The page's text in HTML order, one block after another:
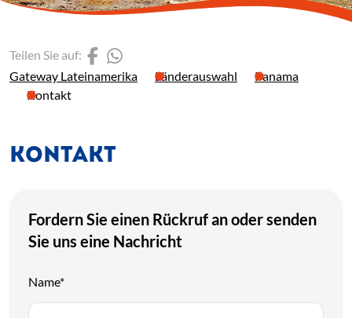
Gateway Lateinamerika Länderauswahl
Panama
Kontakt
Teilen Sie auf: (Link öffnet einen neuen
KONTAKT
Kontaktanfrage
Fordern Sie einen Rückruf an oder senden
Sie uns eine Nachricht
Name*